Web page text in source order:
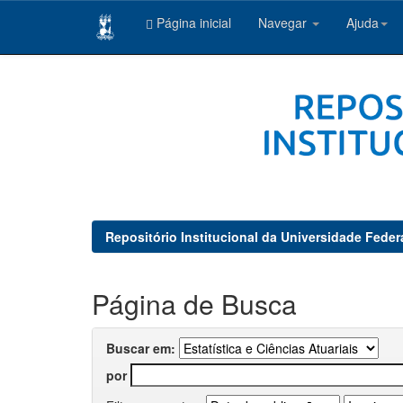
Página inicial Navegar Ajuda
Repositório Institucional da Universidade
Página de Busca
Buscar em:
por